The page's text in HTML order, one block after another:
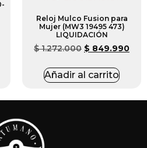
Reloj Mulco Fusion para
Mujer (MW3 19495 473)
LIQUIDACIÓN
$1.272.000 $ 849.990
Añadir al carrito